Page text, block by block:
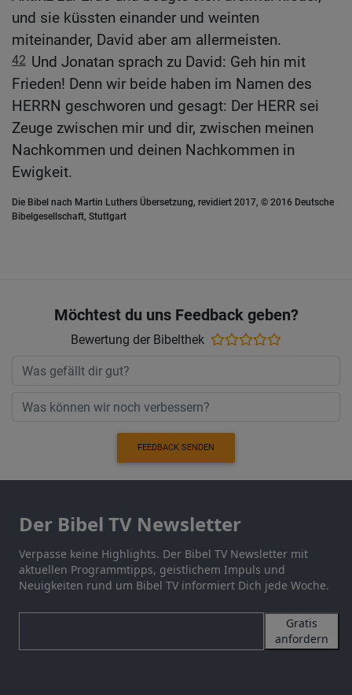
und sie küssten einander und weinten
miteinander, David aber am allermeisten.
42 Und Jonatan sprach zu David: Geh hin mit
Frieden! Denn wir beide haben im Namen des
HERRN geschworen und gesagt: Der HERR sei
Zeuge zwischen mir und dir, zwischen meinen
Nachkommen und deinen Nachkommen in
Ewigkeit.
Die Bibel nach Martin Luthers Übersetzung, revidiert 2017, © 2016 Deutsche
Bibelgesellschaft, Stuttgart
Möchtest du uns Feedback geben?
Bewertung der Bibelthek
FEEDBACK SENDEN
Der Bibel TV Newsletter
Verpasse keine Highlights. Der Bibel TV Newsletter mit
aktuellen Programmtipps, geistlichem Impuls und
Neuigkeiten rund um Bibel TV informiert Dich jede Woche.
Gratis
anfordern